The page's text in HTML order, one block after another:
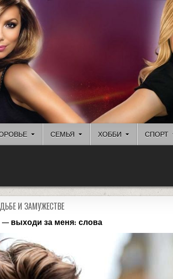
СЕМЬЯ ХОББИ СПОРТ
И ЗАМУЖЕСТВЕ
— выходи за меня: слова